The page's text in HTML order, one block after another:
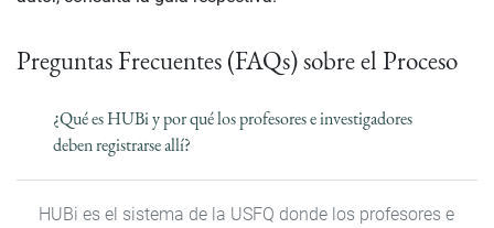
Preguntas Frecuentes (FAQs) sobre el Proceso
¿Qué es HUBi y por qué los profesores e investigadores
deben registrarse allí?
HUBi es el sistema de la USFQ donde los profesores e